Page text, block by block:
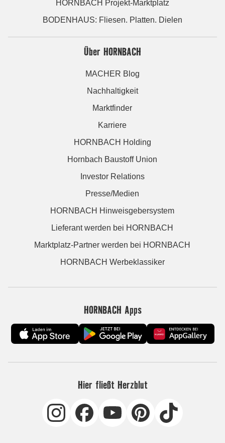
HORNBACH Projekt-Marktplatz
BODENHAUS: Fliesen. Platten. Dielen
Über HORNBACH
MACHER Blog
Nachhaltigkeit
Marktfinder
Karriere
HORNBACH Holding
Hornbach Baustoff Union
Investor Relations
Presse/Medien
HORNBACH Hinweisgebersystem
Lieferant werden bei HORNBACH
Marktplatz-Partner werden bei HORNBACH
HORNBACH Werbeklassiker
HORNBACH Apps
Hier fließt Herzblut